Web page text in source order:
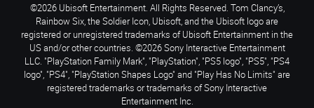
©2026 Ubisoft Entertainment. All Rights Reserved. Tom Clancy’s,
Rainbow Six, the Soldier Icon, Ubisoft, and the Ubisoft logo are
registered or unregistered trademarks of Ubisoft Entertainment in the
US and/or other countries. ©2026 Sony Interactive Entertainment
LLC. "PlayStation Family Mark", "PlayStation", "PS5 logo", "PS5", "PS4
logo", "PS4", "PlayStation Shapes Logo" and "Play Has No Limits" are
registered trademarks or trademarks of Sony Interactive
Entertainment Inc.